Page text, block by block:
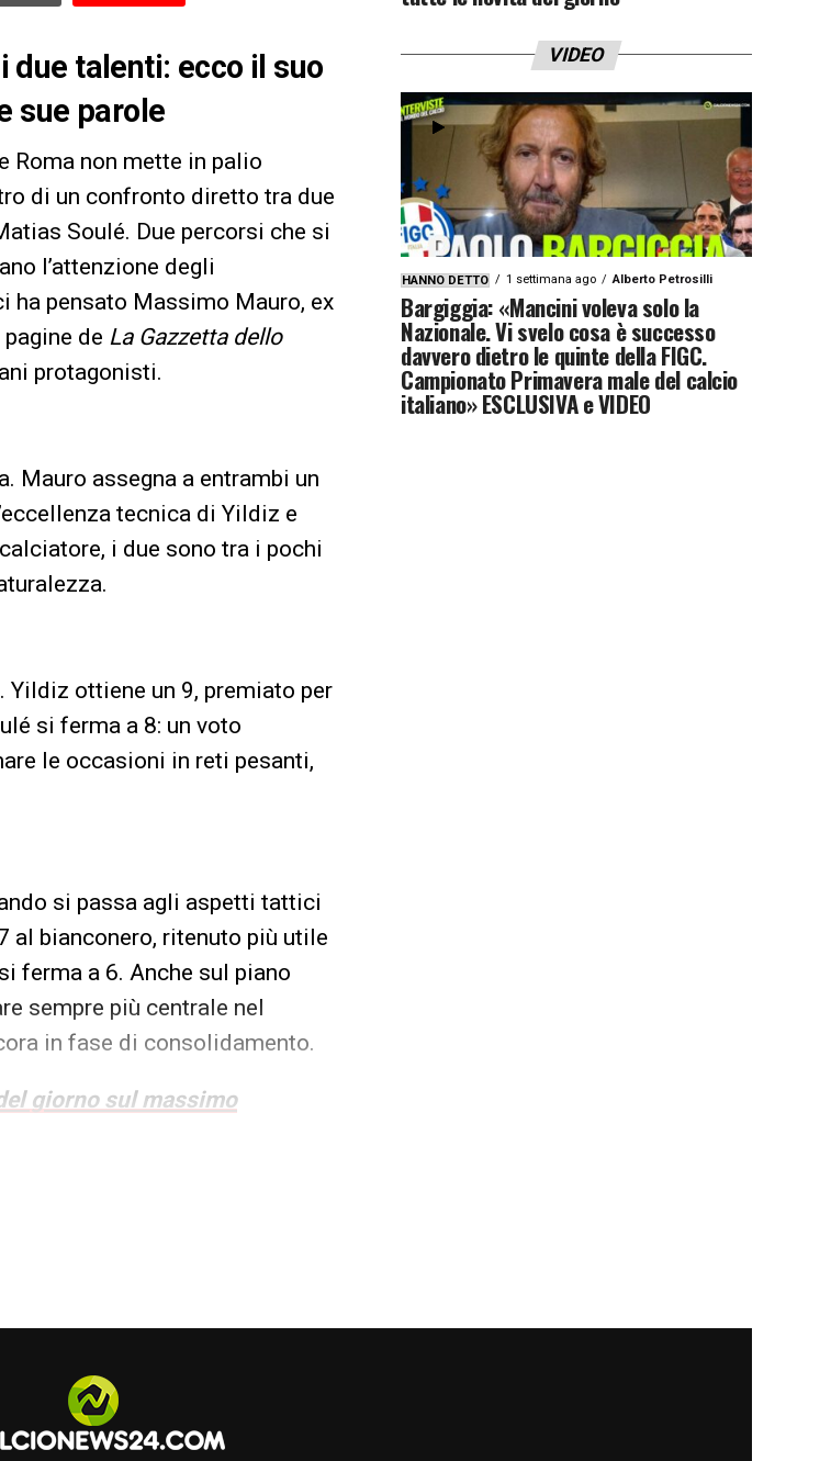
due talenti: ecco il suo
sue parole
Roma non mette in palio
di un confronto diretto tra due
Soulé. Due percorsi che si
l’attenzione degli
ha pensato Massimo Mauro, ex
de La Gazzetta dello
protagonisti.
Mauro assegna a entrambi un
tecnica di Yildiz e
i due sono tra i pochi
ottiene un 9, premiato per
si ferma a 8: un voto
le occasioni in reti pesanti,
si passa agli aspetti tattici
al bianconero, ritenuto più utile
ferma a 6. Anche sul piano
sempre più centrale nel
in fase di consolidamento.
giorno sul massimo
VIDEO
HANNO DETTO 1 settimana ago Alberto Petrosilli
Bargiggia: «Mancini voleva solo la
Nazionale. Vi svelo cosa è successo
davvero dietro le quinte della FIGC.
Campionato Primavera male del calcio
italiano» ESCLUSIVA e VIDEO